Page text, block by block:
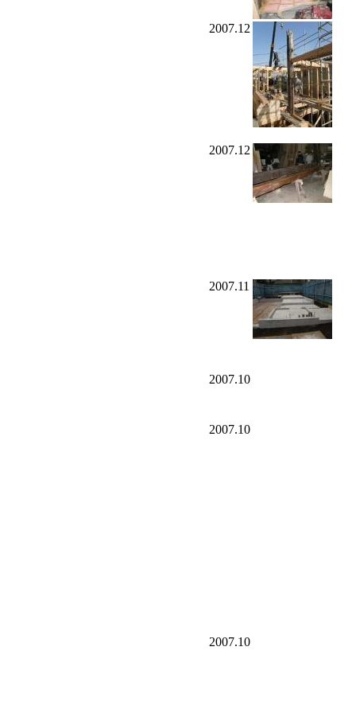
2007.12
2007.12
2007.11
2007.10
2007.10
2007.10